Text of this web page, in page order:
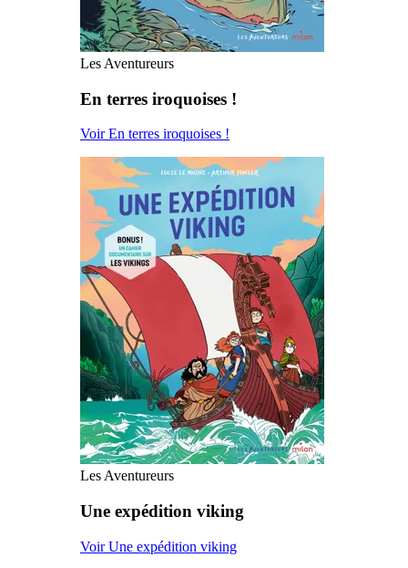
Les Aventureurs
En terres iroquoises !
Voir En terres iroquoises !
Les Aventureurs
Une expédition viking
Voir Une expédition viking